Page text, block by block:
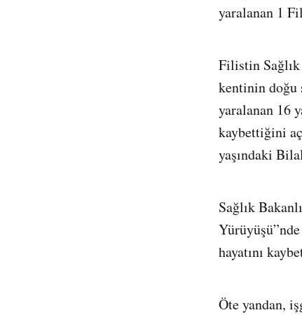
yaralanan 1
Filistin Sağlık
kentinin doğu
yaralanan 16
kaybettiğini
yaşındaki
Sağlık
hayatını
Öte yandan,